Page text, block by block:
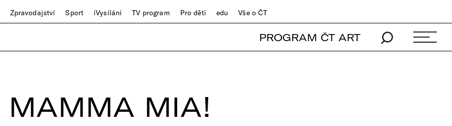
Zpravodajství Sport iVysílání TV program Pro děti edu Vše o ČT
PROGRAM ČT ART
MAMMA MIA!